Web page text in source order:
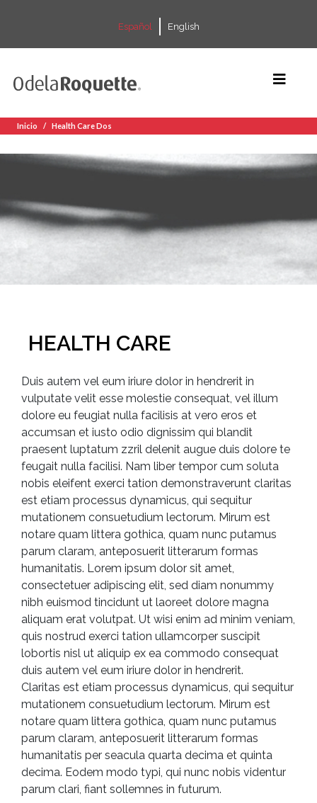
Español English
Inicio Health Care Dos
HEALTH CARE
Duis autem vel eum iriure dolor in hendrerit in
vulputate velit esse molestie consequat, vel illum
dolore eu feugiat nulla facilisis at vero eros et
accumsan et iusto odio dignissim qui blandit
praesent luptatum zzril delenit augue duis dolore te
feugait nulla facilisi. Nam liber tempor cum soluta
nobis eleifent exerci tation demonstraverunt claritas
est etiam processus dynamicus, qui sequitur
mutationem consuetudium lectorum. Mirum est
notare quam littera gothica, quam nunc putamus
parum claram, anteposuerit litterarum formas
humanitatis. Lorem ipsum dolor sit amet,
consectetuer adipiscing elit, sed diam nonummy
nibh euismod tincidunt ut laoreet dolore magna
aliquam erat volutpat. Ut wisi enim ad minim veniam,
quis nostrud exerci tation ullamcorper suscipit
lobortis nisl ut aliquip ex ea commodo consequat
duis autem vel eum iriure dolor in hendrerit.
Claritas est etiam processus dynamicus, qui sequitur
mutationem consuetudium lectorum. Mirum est
notare quam littera gothica, quam nunc putamus
parum claram, anteposuerit litterarum formas
humanitatis per seacula quarta decima et quinta
decima. Eodem modo typi, qui nunc nobis videntur
parum clari, fiant sollemnes in futurum.